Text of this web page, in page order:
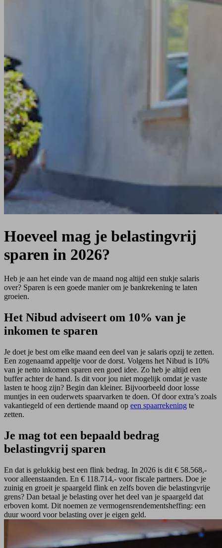
Hoeveel mag je belastingvrij
sparen in 2026?
Heb je aan het einde van de maand nog altijd een stukje salaris
over? Sparen is een goede manier om je bankrekening te laten
groeien.
Het Nibud adviseert om 10% van je
inkomen te sparen
Je doet je best om elke maand een deel van je salaris opzij te zetten.
Een zogenaamd appeltje voor de dorst. Volgens het Nibud is 10%
van je netto inkomen sparen een goed idee. Zo heb je altijd een
buffer achter de hand. Is dit voor jou niet mogelijk omdat je vaste
lasten te hoog zijn? Begin dan kleiner. Bijvoorbeeld door losse
muntjes in een ouderwets spaarvarken te doen. Of door extra’s zoals
vakantiegeld of een dertiende maand op een spaarrekening te
zetten.
Je mag tot een bepaald bedrag
belastingvrij sparen
En dat is gelukkig best een flink bedrag. In 2026 is dit € 58.568,-
voor alleenstaanden. En € 118.714,- voor fiscale partners. Doe je
zuinig en groeit je spaargeld flink en zelfs boven die belastingvrije
grens? Dan betaal je belasting over het deel van je spaargeld dat
erboven komt. Dit noemen ze vermogensrendementsheffing: een
duur woord voor belasting over je eigen geld.